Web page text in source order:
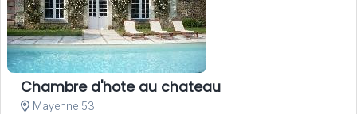
Chambre d'hote au chateau
Mayenne 53